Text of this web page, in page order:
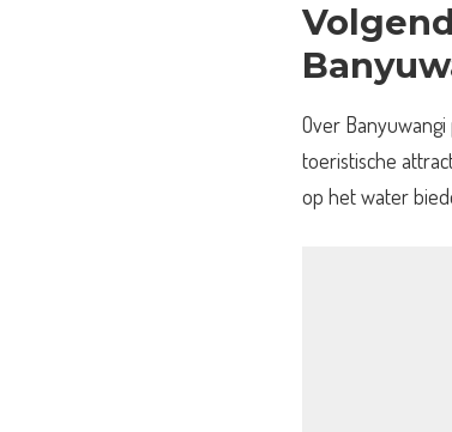
Volgend
Over
toeristische
op het water